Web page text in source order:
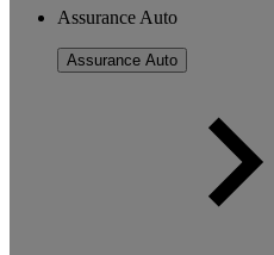
Assurance Auto
Assurance Auto